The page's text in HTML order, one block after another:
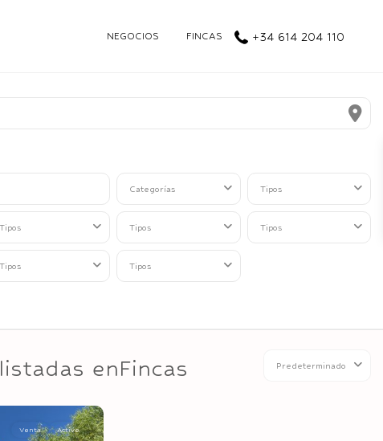
NEGOCIOS FINCAS +34 614 204 110
Categorías Tipos
Tipos Tipos Tipos
Tipos Tipos
Predeterminado
enFincas
Venta Active